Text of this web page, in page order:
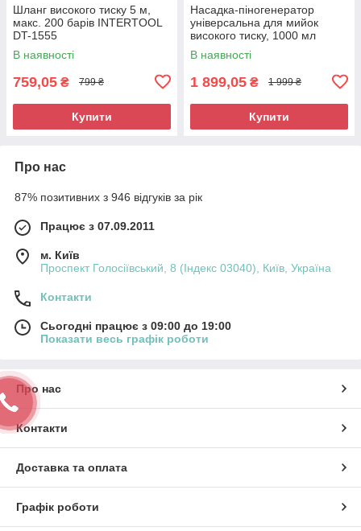
Шланг високого тиску 5 м,
макс. 200 барів INTERTOOL
DT-1555
В наявності
759,05 ₴ 799 ₴
Купити
Насадка-піногенератор
універсальна для мийок
високого тиску, 1000 мл
INTERTOOL DT-1536
В наявності
1 899,05 ₴ 1 999 ₴
Купити
Про нас
87% позитивних з 946 відгуків за рік
Працює з 07.09.2011
м. Київ
Проспект Голосіївський, 8 (Індекс 03040), Київ, Україна
Контакти
Сьогодні працює з 09:00 до 19:00
Показати весь графік роботи
Про нас
Контакти
Доставка та оплата
Графік роботи